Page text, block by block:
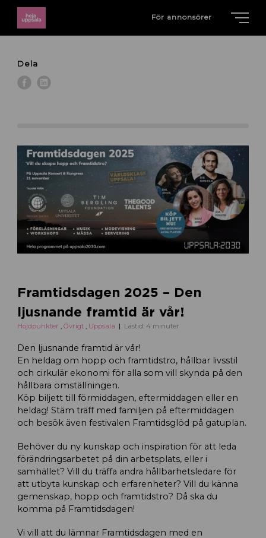
För annonsörer
Dela
Framtidsdagen 2025 – Den
ljusnande framtid är vår!
Höjdpunkter Övrigt Uppsala Lästid: 4 minuter
Den ljusnande framtid är vår!
En heldag om hopp och framtidstro, hållbar livsstil
och cirkulär ekonomi för alla som vill skynda på den
hållbara omställningen.
Köp biljett till förmiddagen, eftermiddagen eller en
heldag! Stäm träff med familjen på eftermiddagen
och besök även festivalen Framtidsglöd på gatuplan.
Behöver du ny kunskap och inspiration för att leda
förändringsarbetet på din arbetsplats, eller i
samhället? Vill du träffa andra hållbarhetsledare för
att utbyta kunskap och erfarenheter? Vill du känna
gemenskap, hopp och framtidstro? Då ska du
komma på Framtidsdagen!
Vi vill att du lämnar Framtidsdagen med en